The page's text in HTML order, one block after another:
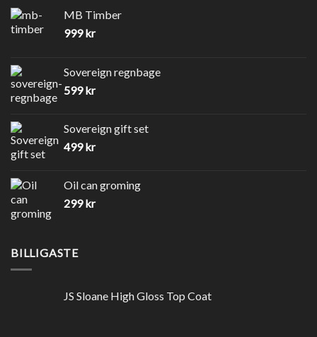
MB Timber
999kr
Sovereign regnbage
599kr
Sovereign gift set
499kr
Oil can groming
299kr
BILLIGASTE
JS Sloane High Gloss Top Coat